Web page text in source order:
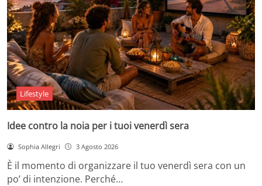
Lifestyle
Idee contro la noia per i tuoi venerdì sera
Sophia Allegri 3 Agosto 2026
È il momento di organizzare il tuo venerdì sera con un
po’ di intenzione. Perché…